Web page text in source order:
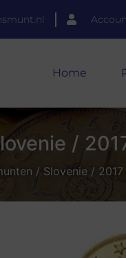
Home
/
/ Slovenie /